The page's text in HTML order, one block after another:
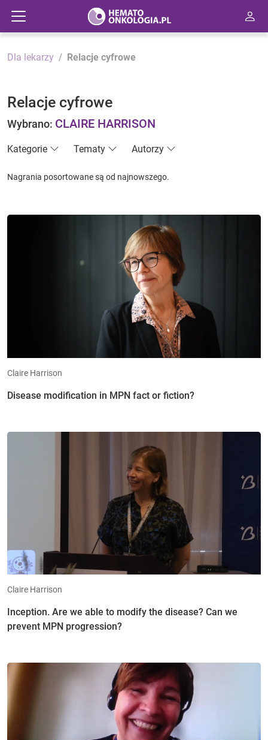
Dla lekarzy Relacje cyfrowe
Relacje cyfrowe
Wybrano: CLAIRE HARRISON
Kategorie Tematy Autorzy
Nagrania posortowane są od najnowszego.
Claire Harrison
Disease modification in MPN fact or fiction?
Claire Harrison
Inception. Are we able to modify the disease? Can we
prevent MPN progression?